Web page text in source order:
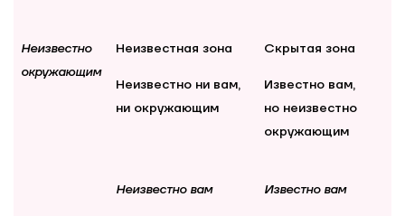
Неизвестно
окружающим
Неизвестная зона
Неизвестно ни вам,
ни окружающим
Скрытая зона
Известно вам,
но неизвестно
окружающим
Неизвестно вам Известно вам